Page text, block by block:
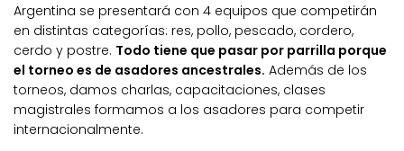
Argentina se presentará con 4 equipos que competirán
en distintas categorías: res, pollo, pescado, cordero,
cerdo y postre. Todo tiene que pasar por parrilla porque
el torneo es de asadores ancestrales. Además de los
torneos, damos charlas, capacitaciones, clases
magistrales formamos a los asadores para competir
internacionalmente.